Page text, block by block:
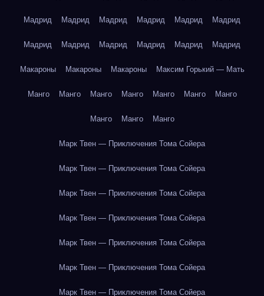
Мадрид Мадрид Мадрид Мадрид Мадрид Мадрид
Мадрид Мадрид Мадрид Мадрид Мадрид Мадрид
Макароны Макароны Макароны Максим Горький — Мать
Манго Манго Манго Манго Манго Манго Манго
Манго Манго Манго
Марк Твен — Приключения Тома Сойера
Марк Твен — Приключения Тома Сойера
Марк Твен — Приключения Тома Сойера
Марк Твен — Приключения Тома Сойера
Марк Твен — Приключения Тома Сойера
Марк Твен — Приключения Тома Сойера
Марк Твен — Приключения Тома Сойера